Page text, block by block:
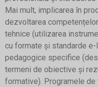
Mai mult, implicarea în
dezvoltarea
tehnice (utilizarea
cu formate și standarde
pedagogice specifice
termeni de obiective și
formative). Programele de